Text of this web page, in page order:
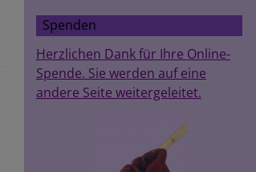
Spenden
Herzlichen Dank für Ihre Online-
Spende. Sie werden auf eine
andere Seite weitergeleitet.